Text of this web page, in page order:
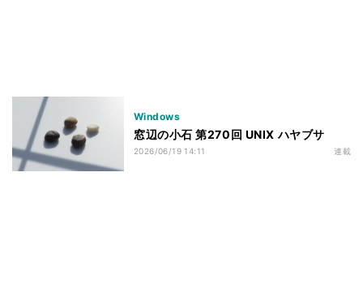
Windows
窓辺の小石 第270回 UNIX ハヤブサ
2026/06/19 14:11 連載